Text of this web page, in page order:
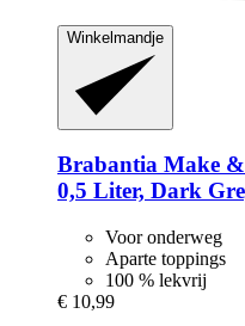
Winkelmandje
Brabantia Make
0,5 Liter, Dark
Voor onderweg
Aparte toppings
100 % lekvrij
€ 10,99